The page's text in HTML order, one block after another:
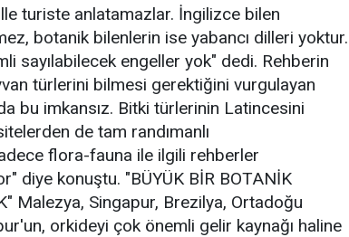
turiste anlatamazlar. İngilizce bilen
botanik bilenlerin ise yabancı dilleri yoktur.
sayılabilecek engeller yok" dedi. Rehberin
türlerini bilmesi gerektiğini vurgulayan
bu imkansız. Bitki türlerinin Latincesini
de tam randımanlı
flora-fauna ile ilgili rehberler
diye konuştu. "BÜYÜK BİR BOTANİK
Malezya, Singapur, Brezilya, Ortadoğu
orkideyi çok önemli gelir kaynağı haline